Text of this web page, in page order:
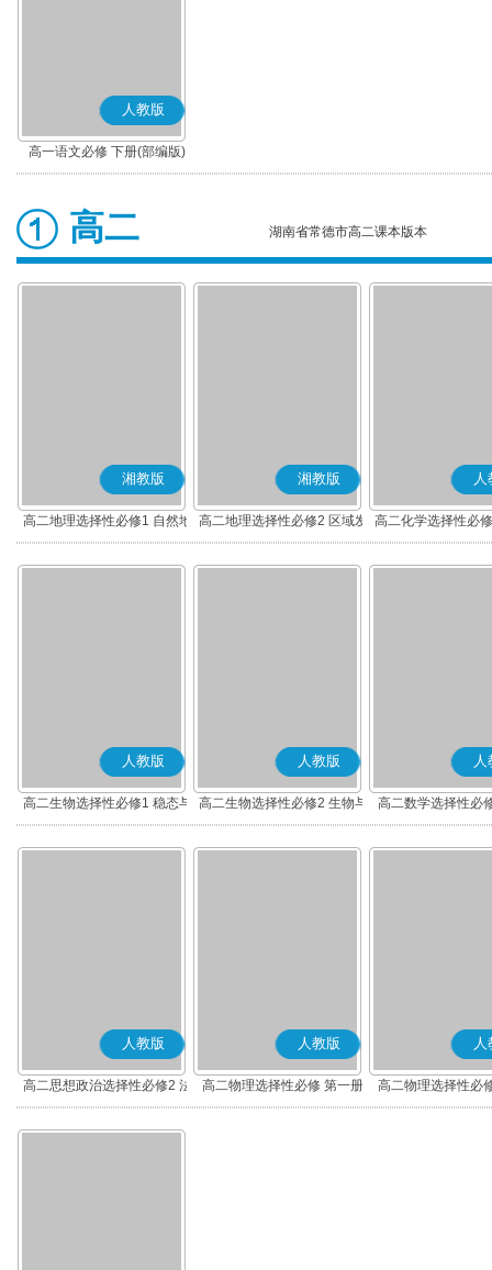
人教版
高一语文必修 下册(部编版)
高二 湖南省常德市高二课本版本
湘教版
高二地理选择性必修1 自然地
理基础
湘教版
高二地理选择性必修2 区域发
展
人
高二化学选择性必
应原理
人教版
高二生物选择性必修1 稳态与
调节
人教版
高二生物选择性必修2 生物与
环境
人
高二数学选择性必
(A版)
人教版
高二思想政治选择性必修2 法
律与生活(部编版)
人教版
高二物理选择性必修 第一册
人
高二物理选择性必